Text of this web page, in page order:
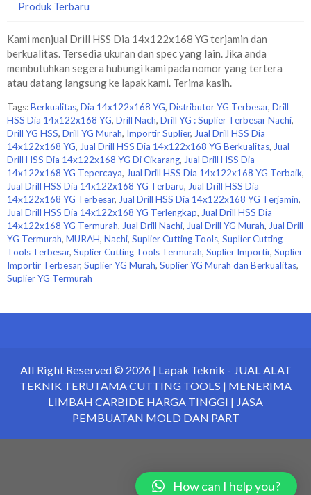
Produk Terbaru
Kami menjual Drill HSS Dia 14x122x168 YG terjamin dan
berkualitas. Tersedia ukuran dan spec yang lain. Jika anda
membutuhkan segera hubungi kami pada nomor yang tertera
atau datang langsung ke lapak kami. Terima kasih.
Tags:Berkualitas, Dia 14x122x168 YG, Distributor YG Terbesar, Drill
HSS Dia 14x122x168 YG, Drill Nach, Drill YG : Suplier Terbesar Nachi,
Drill YG HSS, Drill YG Murah, Importir Suplier, Jual Drill HSS Dia
14x122x168 YG, Jual Drill HSS Dia 14x122x168 YG Berkualitas, Jual
Drill HSS Dia 14x122x168 YG Di Cikarang, Jual Drill HSS Dia
14x122x168 YG Tepercaya, Jual Drill HSS Dia 14x122x168 YG Terbaik,
Jual Drill HSS Dia 14x122x168 YG Terbaru, Jual Drill HSS Dia
14x122x168 YG Terbesar, Jual Drill HSS Dia 14x122x168 YG Terjamin,
Jual Drill HSS Dia 14x122x168 YG Terlengkap, Jual Drill HSS Dia
14x122x168 YG Termurah, Jual Drill Nachi, Jual Drill YG Murah, Jual Drill
YG Termurah, MURAH, Nachi, Suplier Cutting Tools, Suplier Cutting
Tools Terbesar, Suplier Cutting Tools Termurah, Suplier Importir, Suplier
Importir Terbesar, Suplier YG Murah, Suplier YG Murah dan Berkualitas,
Suplier YG Termurah
All Right Reserved © 2026 | Lapak Teknik- JUAL ALAT
TEKNIK TERUTAMA CUTTING TOOLS | MENERIMA
LIMBAH CARBIDE HARGA TINGGI | JASA
PEMBUATAN MOLD DAN PART
How can I help you?